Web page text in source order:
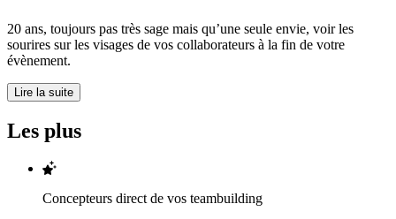
20 ans, toujours pas très sage mais qu’une seule envie, voir les
sourires sur les visages de vos collaborateurs à la fin de votre
évènement.
Lire la suite
Les plus
Concepteurs direct de vos teambuilding